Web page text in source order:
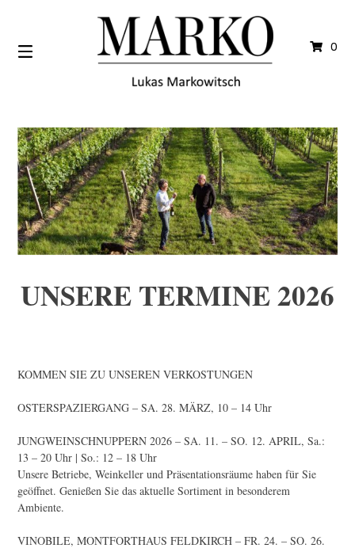
0
UNSERE TERMINE 2026
KOMMEN SIE ZU UNSEREN VERKOSTUNGEN
OSTERSPAZIERGANG – SA. 28. MÄRZ, 10 – 14 Uhr
JUNGWEINSCHNUPPERN 2026 – SA. 11. – SO. 12. APRIL, Sa.:
13 – 20 Uhr | So.: 12 – 18 Uhr
Unsere Betriebe, Weinkeller und Präsentationsräume haben für Sie
geöffnet. Genießen Sie das aktuelle Sortiment in besonderem
Ambiente.
VINOBILE, MONTFORTHAUS FELDKIRCH – FR. 24. – SO. 26.